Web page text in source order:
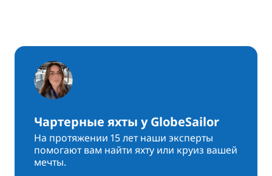
Чартерные яхты у GlobeSailor
На протяжении 15 лет наши эксперты
помогают вам найти яхту или круиз вашей
мечты.